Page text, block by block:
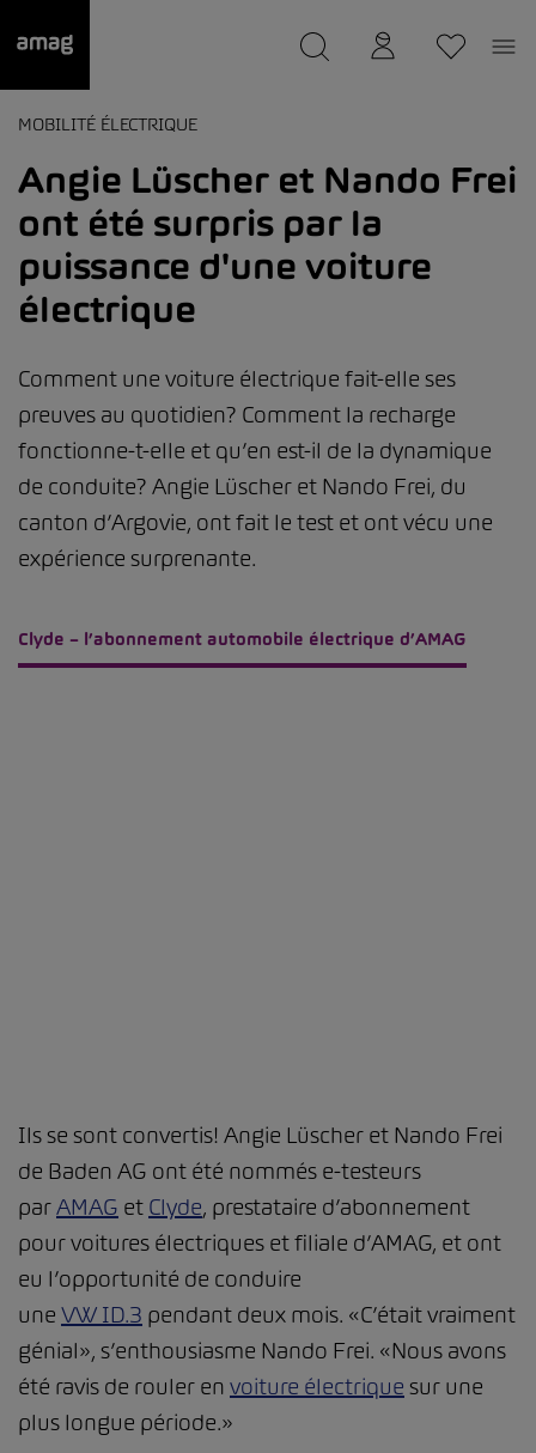
MOBILITÉ ÉLECTRIQUE
Angie Lüscher et Nando Frei
ont été surpris par la
puissance d'une voiture
électrique
Comment une voiture électrique fait-elle ses
preuves au quotidien? Comment la recharge
fonctionne-t-elle et qu’en est-il de la dynamique
de conduite? Angie Lüscher et Nando Frei, du
canton d’Argovie, ont fait le test et ont vécu une
expérience surprenante.
Clyde – l’abonnement automobile électrique d’AMAG
Ils se sont convertis! Angie Lüscher et Nando Frei
de Baden AG ont été nommés e-testeurs
parAMAG et Clyde, prestataire d’abonnement
pour voitures électriques et filiale d’AMAG, et ont
eu l’opportunité de conduire
une VW ID.3 pendant deux mois. «C’était vraiment
génial», s’enthousiasme Nando Frei. «Nous avons
été ravis de rouler en voiture électrique sur une
plus longue période.»